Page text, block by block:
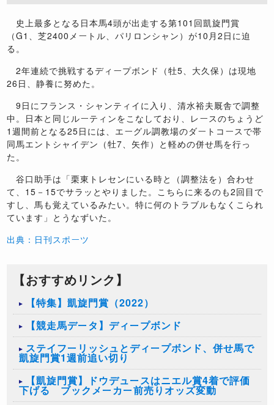
史上最多となる日本馬4頭が出走する第101回凱旋門賞
（G1、芝2400メートル、パリロンシャン）が10月2日に迫
る。
2年連続で挑戦するディープボンド（牡5、大久保）は現地
26日、静養に努めた。
9日にフランス・シャンティイに入り、清水裕夫厩舎で調整
中。日本と同じルーティンをこなしており、レースのちょうど
1週間前となる25日には、エーグル調教場のダートコースで帯
同馬エントシャイデン（牡7、矢作）と軽めの併せ馬を行っ
た。
谷口助手は「栗東トレセンにいる時と（調整法を）合わせ
て、15－15でサラッとやりました。こちらに来るのも2回目で
すし、馬も覚えているみたい。特に何のトラブルもなくこられ
ています」とうなずいた。
出典：日刊スポーツ
【おすすめリンク】
【特集】凱旋門賞（2022）
【競走馬データ】ディープボンド
ステイフーリッシュとディープボンド、併せ馬で
凱旋門賞1週前追い切り
【凱旋門賞】ドウデュースはニエル賞4着で評価
下げる ブックメーカー前売りオッズ変動